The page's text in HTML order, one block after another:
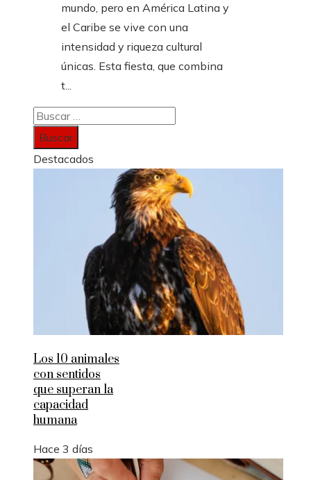
mundo, pero en América Latina y
el Caribe se vive con una
intensidad y riqueza cultural
únicas. Esta fiesta, que combina
t...
Buscar:
Destacados
Los 10 animales
con sentidos
que superan la
capacidad
humana
Hace 3 días